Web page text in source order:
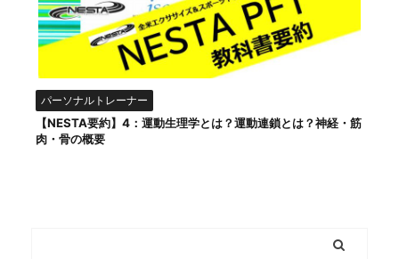
パーソナルトレーナー
【NESTA要約】4：運動生理学とは？運動連鎖とは？神経・筋
肉・骨の概要